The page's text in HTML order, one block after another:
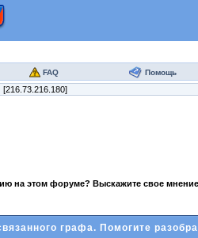
FAQ Помощь
[216.73.216.180]
на этом форуме? Выскажите свое мнение
графа. Помогите